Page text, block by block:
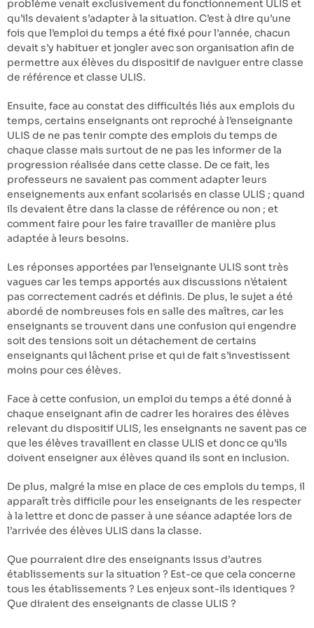
problème venait exclusivement du fonctionnement ULIS et
qu’ils devaient s’adapter à la situation. C’est à dire qu’une
fois que l’emploi du temps a été fixé pour l’année, chacun
devait s’y habituer et jongler avec son organisation afin de
permettre aux élèves du dispositif de naviguer entre classe
de référence et classe ULIS.
Ensuite, face au constat des difficultés liés aux emplois du
temps, certains enseignants ont reproché à l’enseignante
ULIS de ne pas tenir compte des emplois du temps de
chaque classe mais surtout de ne pas les informer de la
progression réalisée dans cette classe. De ce fait, les
professeurs ne savaient pas comment adapter leurs
enseignements aux enfant scolarisés en classe ULIS ; quand
ils devaient être dans la classe de référence ou non ; et
comment faire pour les faire travailler de manière plus
adaptée à leurs besoins.
Les réponses apportées par l’enseignante ULIS sont très
vagues car les temps apportés aux discussions n’étaient
pas correctement cadrés et définis. De plus, le sujet a été
abordé de nombreuses fois en salle des maîtres, car les
enseignants se trouvent dans une confusion qui engendre
soit des tensions soit un détachement de certains
enseignants qui lâchent prise et qui de fait s’investissent
moins pour ces élèves.
Face à cette confusion, un emploi du temps a été donné à
chaque enseignant afin de cadrer les horaires des élèves
relevant du dispositif ULIS, les enseignants ne savent pas ce
que les élèves travaillent en classe ULIS et donc ce qu’ils
doivent enseigner aux élèves quand ils sont en inclusion.
De plus, malgré la mise en place de ces emplois du temps, il
apparaît très difficile pour les enseignants de les respecter
à la lettre et donc de passer à une séance adaptée lors de
l’arrivée des élèves ULIS dans la classe.
Que pourraient dire des enseignants issus d’autres
établissements sur la situation ? Est-ce que cela concerne
tous les établissements ? Les enjeux sont-ils identiques ?
Que diraient des enseignants de classe ULIS ?